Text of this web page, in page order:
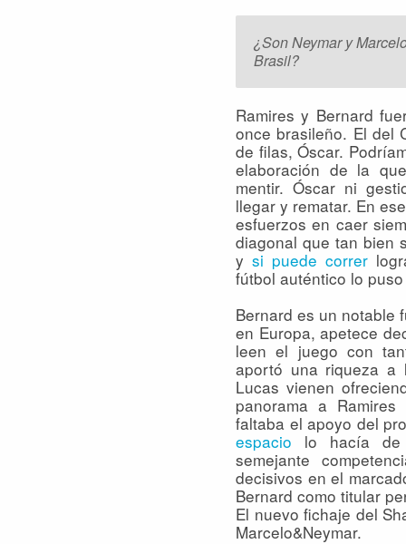
¿Son Neymar y
Brasil?
Ramires y Bernard
once brasileño. El del
de filas, Óscar.
elaboración de la
mentir. Óscar ni
llegar y rematar. En
esfuerzos en caer
diagonal que tan bien
y si puede correr
fútbol auténtico lo
Bernard es un notable
en Europa, apetece
leen el juego con
aportó una riqueza a
Lucas vienen
panorama a
faltaba el apoyo del
espacio lo hacía de
semejante
decisivos en el
Bernard como titular
El nuevo fichaje del
Marcelo&Neymar.